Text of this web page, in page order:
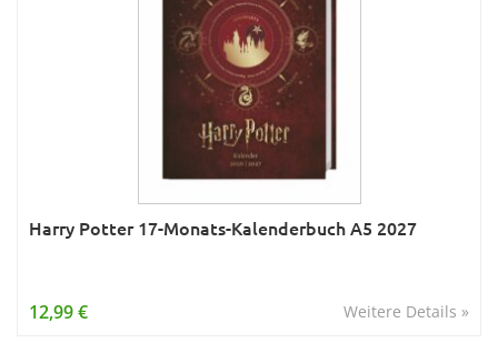
Harry Potter 17-Monats-Kalenderbuch A5 2027
Weitere Details »
12,99 €